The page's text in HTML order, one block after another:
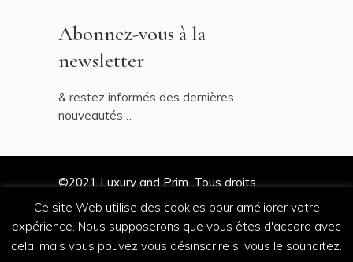
Abonnez-vous à la
newsletter
& restez informés des dernières
nouveautés…
©2021Luxury and Prim. Tous droits
réservés
Ce site Web utilise des cookies pour améliorer votre
expérience. Nous supposerons que vous êtes d'accord avec
cela, mais vous pouvez vous désinscrire si vous le souhaitez.